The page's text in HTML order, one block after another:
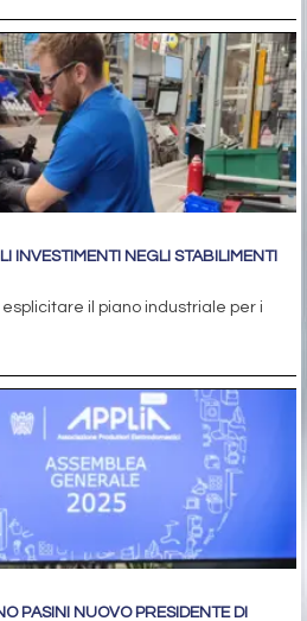
INVESTIMENTI NEGLI STABILIMENTI
il piano industriale per i
PASINI NUOVO PRESIDENTE DI